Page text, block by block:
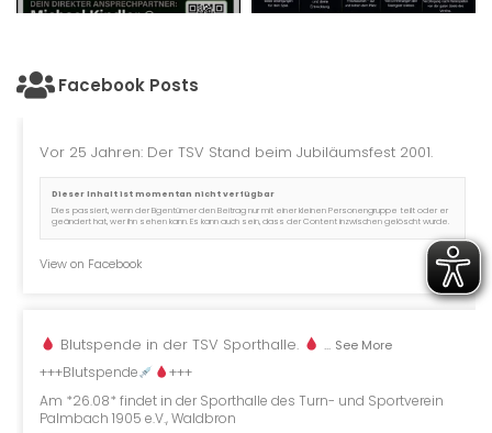
Facebook Posts
Vor 25 Jahren: Der TSV Stand beim Jubiläumsfest 2001.
Dieser Inhalt ist momentan nicht verfügbar
Dies passiert, wenn der Eigentümer den Beitrag nur mit einer kleinen Personengruppe teilt oder er
geändert hat, wer ihn sehen kann. Es kann auch sein, dass der Content inzwischen gelöscht wurde.
View on Facebook
Blutspende in der TSV Sporthalle.
+++Blutspende
+++
Am *26.08* findet in der Sporthalle des Turn- und Sportverein
Palmbach 1905 e.V., Waldbron
... See More